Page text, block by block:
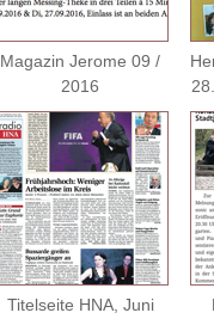
Magazin Jerome 09 /
2016
Titelseite HNA, Juni